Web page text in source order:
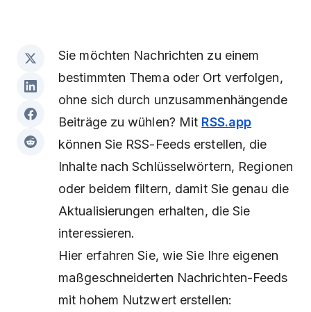
Sie möchten Nachrichten zu einem
bestimmten Thema oder Ort verfolgen,
ohne sich durch unzusammenhängende
Beiträge zu wühlen? Mit RSS.app
können Sie RSS-Feeds erstellen, die
Inhalte nach Schlüsselwörtern, Regionen
oder beidem filtern, damit Sie genau die
Aktualisierungen erhalten, die Sie
interessieren.
Hier erfahren Sie, wie Sie Ihre eigenen
maßgeschneiderten Nachrichten-Feeds
mit hohem Nutzwert erstellen: